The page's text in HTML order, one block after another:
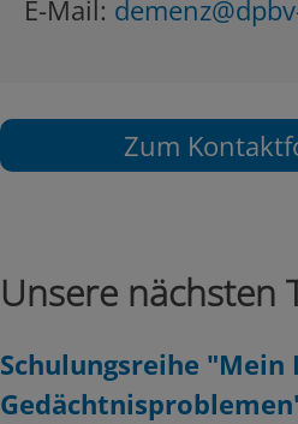
E-Mail:
Zum
Unsere nächsten
Schulungsreihe "Mein